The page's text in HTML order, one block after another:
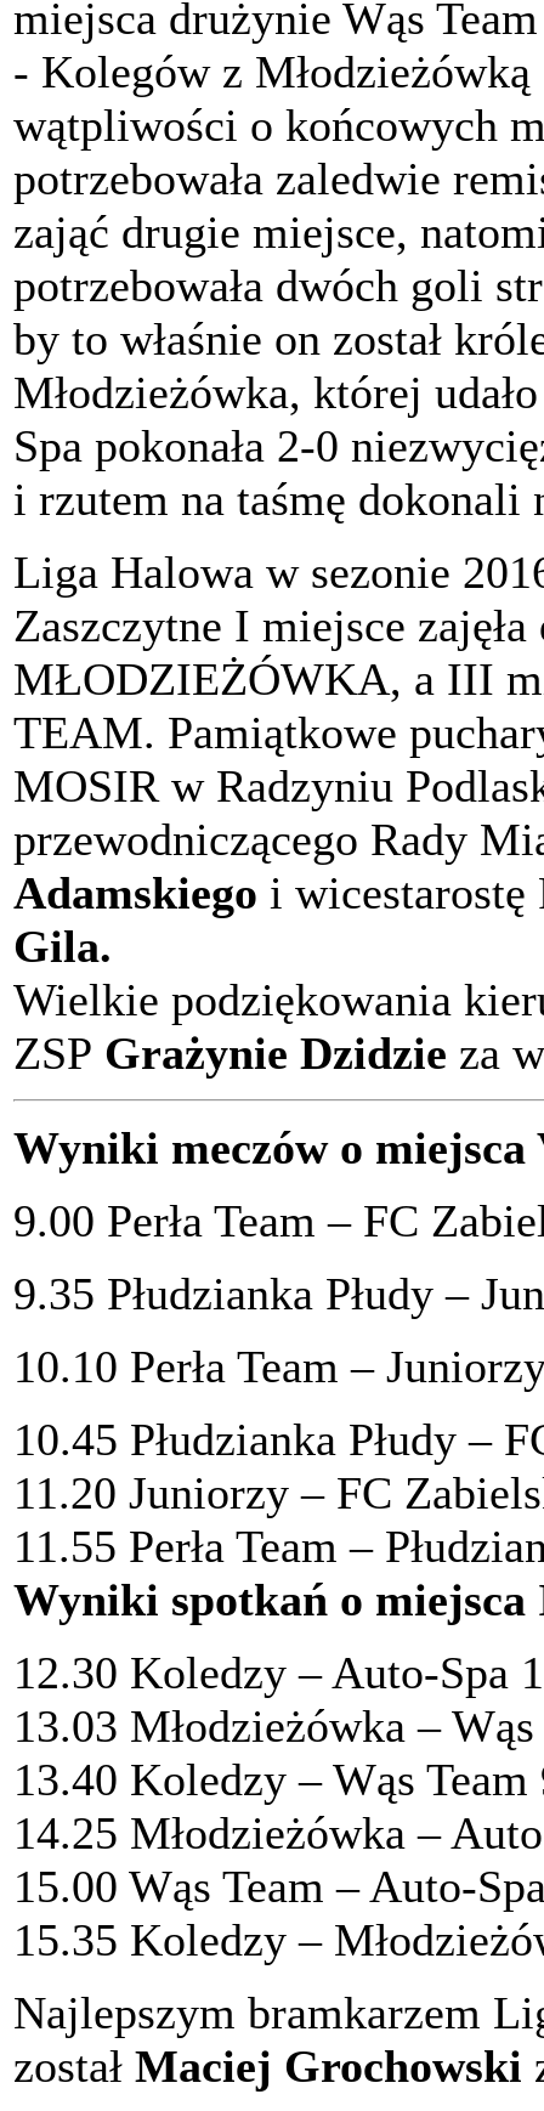
miejsca drużynie Wąs
- Kolegów z
wątpliwości o końcowych
potrzebowała zaledwie
zająć drugie miejsce,
potrzebowała dwóch goli
by to właśnie on został
Młodzieżówka, której
Spa pokonała 2-0
i rzutem na taśmę
Liga Halowa w sezonie
Zaszczytne I miejsce
MŁODZIEŻÓWKA, a III
TEAM. Pamiątkowe
MOSIR w Radzyniu
przewodniczącego Rady
Adamskiego i wicestarostę
Gila.
Wielkie podziękowania
ZSP Grażynie Dzidzie za
Wyniki meczów o
9.00 Perła Team – FC
9.35 Płudzianka Płudy –
10.10 Perła Team –
10.45 Płudzianka Płudy –
11.20 Juniorzy – FC
11.55 Perła Team –
Wyniki spotkań o
12.30 Koledzy – Auto-Spa
13.03 Młodzieżówka –
13.40 Koledzy – Wąs Team
14.25 Młodzieżówka –
15.00 Wąs Team – Auto-
15.35 Koledzy –
Najlepszym bramkarzem
został Maciej Grochowski